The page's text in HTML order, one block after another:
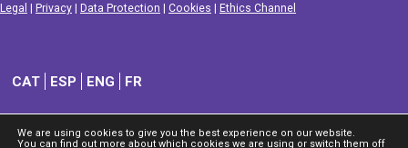
Legal
Privacy Data Protection Cookies Ethics Channel
CAT ESP ENG FR
We are using cookies to give you the best experience on our website.
You can find out more about which cookies we are using or switch them off